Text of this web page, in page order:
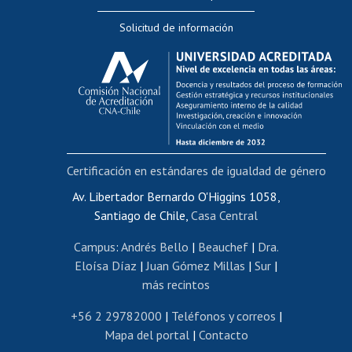
Evaluación docente
Calificación académica
Postulación al AUCAI
Funcionarias/os
Cursos internos de capacitación
Bienestar del personal
Portal de movilidad interna
Certificado de renta
Certificado de renta honorarios
Editar páginas blancas
Extranjeras/os
Revalidación y reconocimiento de títulos
Postulación al Programa de Movilidad Estudiantil
Solicitud de información
Av. Libertador Bernardo O'Higgins 1058,
Santiago de Chile, Casa Central
Campus: Andrés Bello | Beauchef| Dra.
Eloísa Díaz | Juan Gómez Millas | Sur |
más recintos
+56 2 29782000 | Teléfonos y correos |
Mapa del portal| Contacto
Certificación en estándares de igualdad de género